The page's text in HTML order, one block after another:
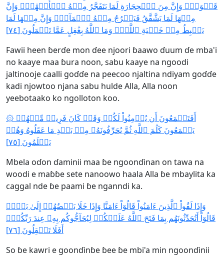
قَسۡوَةٗۚ وَإِنَّ مِنَ ٱلۡحِجَارَةِ لَمَا يَتَفَجَّرُ مِنۡهُ ٱلۡأَنۡهَٰرُۚ وَإِنَّ
مِنۡهَا لَمَا يَشَّقَّقُ فَيَخۡرُجُ مِنۡهُ ٱلۡمَآءُۚ وَإِنَّ مِنۡهَا لَمَا
يَهۡبِطُ مِنۡ خَشۡيَةِ ٱللَّهِۗ وَمَا ٱللَّهُ بِغَٰفِلٍ عَمَّا تَعۡمَلُونَ [٧٤]
Fawii heen ɓerɗe mon ɗee njoori ɓaawo ɗuum ɗe mba'i
no kaaƴe maa ɓura noon, sabu kaaƴe na ngoodi
jaltinooje caalli goɗɗe na peecoo njaltina ndiyam goɗɗe
kadi njowtoo njana sabu hulde Alla, Alla noon
yeebotaako ko ngolloton koo.
۞ أَفَتَطۡمَعُونَ أَن يُؤۡمِنُواْ لَكُمۡ وَقَدۡ كَانَ فَرِيقٞ مِّنۡهُمۡ
يَسۡمَعُونَ كَلَٰمَ ٱللَّهِ ثُمَّ يُحَرِّفُونَهُۥ مِنۢ بَعۡدِ مَا عَقَلُوهُ وَهُمۡ
يَعۡلَمُونَ [٧٥]
Mbela oɗon ɗaminii maa ɓe ngoonɗinan on tawa na
woodi e maɓɓe sete nanoowo haala Alla ɓe mbaylita ka
caggal nde ɓe paami ɓe nganndi ka.
وَإِذَا لَقُواْ ٱلَّذِينَ ءَامَنُواْ قَالُوٓاْ ءَامَنَّا وَإِذَا خَلَا بَعۡضُهُمۡ إِلَىٰ بَعۡضٖ
قَالُوٓاْ أَتُحَدِّثُونَهُم بِمَا فَتَحَ ٱللَّهُ عَلَيۡكُمۡ لِيُحَآجُّوكُم بِهِۦ عِندَ رَبِّكُمۡۚ
أَفَلَا تَعۡقِلُونَ [٧٦]
So ɓe kawri e goonɗinɓe ɓee ɓe mbi'a min ngoonɗinii